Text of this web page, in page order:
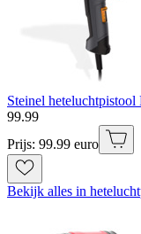
Steinel
99.99
Prijs: 99.99 euro
Bekijk alles in